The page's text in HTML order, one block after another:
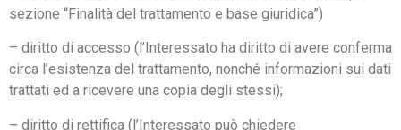
sezione “Finalità del trattamento e base giuridica”)
– diritto di accesso (l’Interessato ha diritto di avere conferma
circa l’esistenza del trattamento, nonché informazioni sui dati
trattati ed a ricevere una copia degli stessi);
– diritto di rettifica (l’Interessato può chiedere